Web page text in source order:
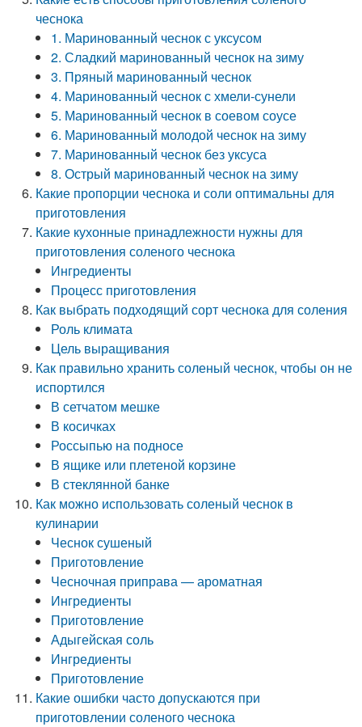
чеснока
1. Маринованный чеснок с уксусом
2. Сладкий маринованный чеснок на зиму
3. Пряный маринованный чеснок
4. Маринованный чеснок с хмели-сунели
5. Маринованный чеснок в соевом соусе
6. Маринованный молодой чеснок на зиму
7. Маринованный чеснок без уксуса
8. Острый маринованный чеснок на зиму
Какие пропорции чеснока и соли оптимальны для
приготовления
Какие кухонные принадлежности нужны для
приготовления соленого чеснока
Ингредиенты
Процесс приготовления
Как выбрать подходящий сорт чеснока для соления
Роль климата
Цель выращивания
Как правильно хранить соленый чеснок, чтобы он не
испортился
В сетчатом мешке
В косичках
Россыпью на подносе
В ящике или плетеной корзине
В стеклянной банке
Как можно использовать соленый чеснок в
кулинарии
Чеснок сушеный
Приготовление
Чесночная приправа — ароматная
Ингредиенты
Приготовление
Адыгейская соль
Ингредиенты
Приготовление
Какие ошибки часто допускаются при
приготовлении соленого чеснока